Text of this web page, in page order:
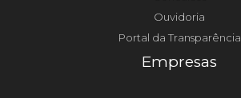
Ouvidoria
Portal da Transparência
Empresas